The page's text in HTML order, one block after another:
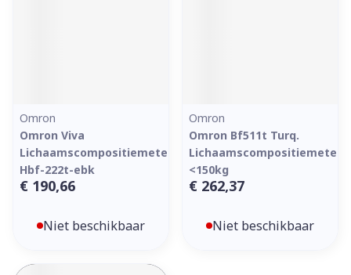
Omron
Omron Viva
Lichaamscompositiemeter
Hbf-222t-ebk
€ 190,66
Niet beschikbaar
Omron
Omron Bf511t Turq.
Lichaamscompositiemeter
<150kg
€ 262,37
Niet beschikbaar